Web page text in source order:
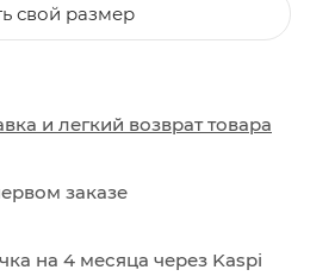
свой размер
и легкий возврат товара
заказе
на 4 месяца через Kaspi